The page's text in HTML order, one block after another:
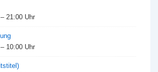
21:00 Uhr
10:00 Uhr